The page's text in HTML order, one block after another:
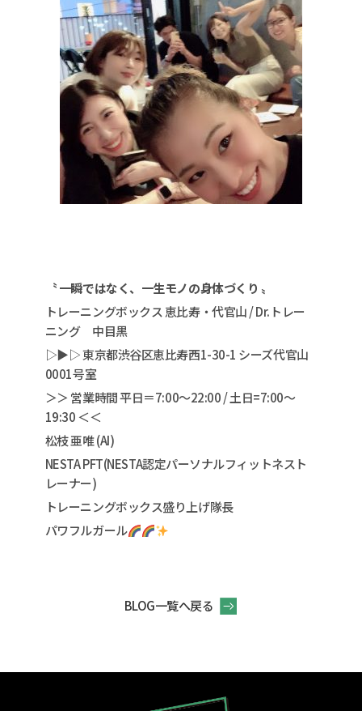
〝 一瞬ではなく、一生モノの身体づくり 〟
トレーニングボックス 恵比寿・代官山 / Dr.トレー
ニング 中目黒
▷▶︎▷ 東京都渋谷区恵比寿西1-30-1 シーズ代官山
0001号室
＞＞ 営業時間 平日＝7:00〜22:00 / 土日=7:00〜
19:30 ＜＜
松枝 亜唯 (AI)
NESTA PFT(NESTA認定パーソナルフィットネスト
レーナー)
トレーニングボックス盛り上げ隊長
パワフルガール
BLOG一覧へ戻る